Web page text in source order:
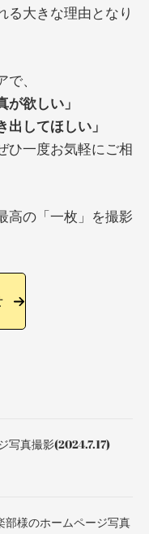
る大きな理由となり
、
が欲しい」
出してほしい」
ひ一度お気軽にご相
高の「一枚」を撮影
写真撮影(2024.7.17)
部様のホームページ写真